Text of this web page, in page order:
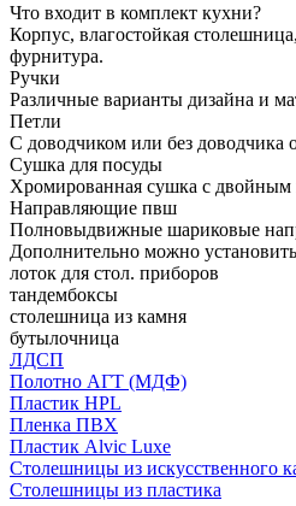
Что входит в комплект кухни?
Корпус, влагостойкая
фурнитура.
Ручки
Различные варианты дизайна и
Петли
С доводчиком или без доводчика
Сушка для посуды
Хромированная сушка с
Направляющие пвш
Полновыдвижные шариковые
Дополнительно можно установить
лоток для стол. приборов
тандембоксы
столешница из камня
бутылочница
ЛДСП
Полотно АГТ (МДФ)
Пластик HPL
Пленка ПВХ
Пластик Alvic Luxe
Столешницы из искусственного
Столешницы из пластика